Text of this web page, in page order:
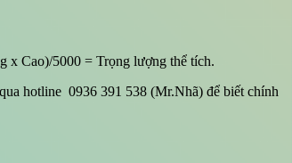
x Cao)/5000 = Trọng lượng thể tích.
hotline 0936 391 538 (Mr.Nhã) để biết chính